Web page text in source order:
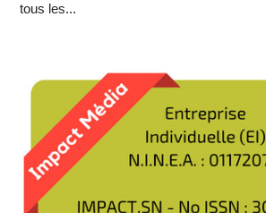
tous les...